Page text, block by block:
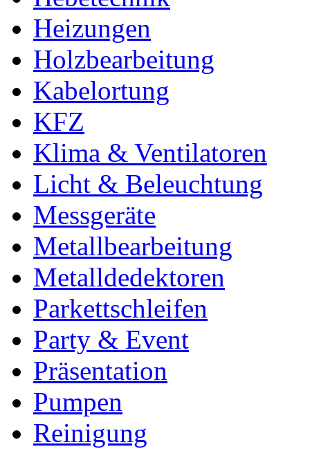
Heizungen
Holzbearbeitung
Kabelortung
KFZ
Klima & Ventilatoren
Licht & Beleuchtung
Messgeräte
Metallbearbeitung
Metalldedektoren
Parkettschleifen
Party & Event
Präsentation
Pumpen
Reinigung